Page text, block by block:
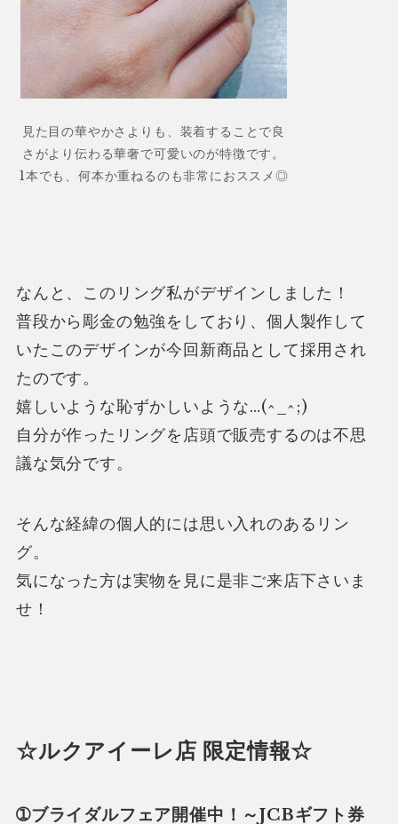
見た目の華やかさよりも、装着することで良
さがより伝わる華奢で可愛いのが特徴です。
1本でも、何本か重ねるのも非常におススメ◎
なんと、このリング私がデザインしました！
普段から彫金の勉強をしており、個人製作して
いたこのデザインが今回新商品として採用され
たのです。
嬉しいような恥ずかしいような…(^_^;)
自分が作ったリングを店頭で販売するのは不思
議な気分です。
そんな経緯の個人的には思い入れのあるリン
グ。
気になった方は実物を見に是非ご来店下さいま
せ！
☆ルクアイーレ店 限定情報☆
➀ブライダルフェア開催中！～JCBギフト券